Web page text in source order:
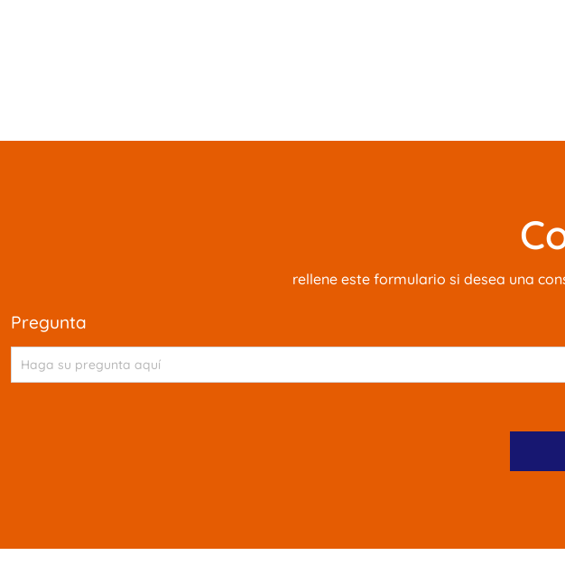
rellene este formulario si desea una
pregunta